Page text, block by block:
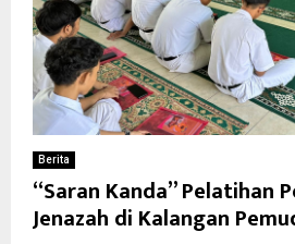
Berita
“Saran Kanda” Pelatihan
Jenazah di Kalangan